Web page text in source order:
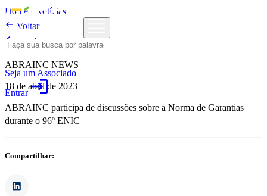
Seja um Associado
Entrarlogin
Home/Notícias
 Voltar
Notícias
ABRAINC NEWS
18 de abril de 2023
ABRAINC participa de discussões sobre a Norma de Garantias
durante o 96º ENIC
Compartilhar: